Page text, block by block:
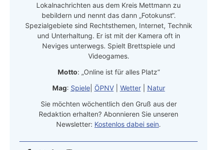
Lokalnachrichten aus dem Kreis Mettmann zu
bebildern und nennt das dann „Fotokunst“.
Spezialgebiete sind Rechtsthemen, Internet, Technik
und Unterhaltung. Er ist mit der Kamera oft in
Neviges unterwegs. Spielt Brettspiele und
Videogames.
Motto: „Online ist für alles Platz“
Mag: Spiele| ÖPNV| Wetter| Natur
Sie möchten wöchentlich den Gruß aus der
Redaktion erhalten? Abonnieren Sie unseren
Newsletter: Kostenlos dabei sein.